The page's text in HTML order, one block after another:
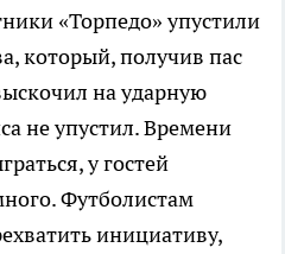
«Торпедо» упустили
который, получив пас
на ударную
не упустил. Времени
у гостей
Футболистам
инициативу,